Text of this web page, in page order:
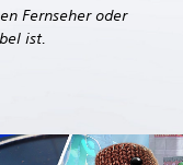
Fernseher oder
ist.